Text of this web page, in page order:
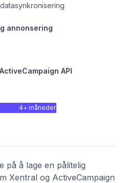
annonsering
API
4+ måneder
på å lage en pålitelig
Xentral og ActiveCampaign